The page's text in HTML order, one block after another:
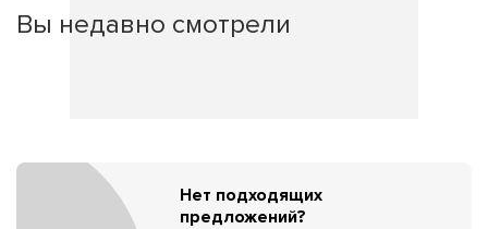
Вы недавно смотрели
Нет подходящих
предложений?